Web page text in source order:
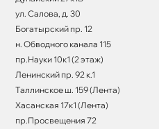
ул. Салова, д. 30
Богатырский пр. 12
н. Обводного канала 115
пр.Науки 10к1 (2 этаж)
Ленинский пр. 92 к.1
Таллинское ш. 159 (Лента)
Хасанская 17к1 (Лента)
пр.Просвещения 72